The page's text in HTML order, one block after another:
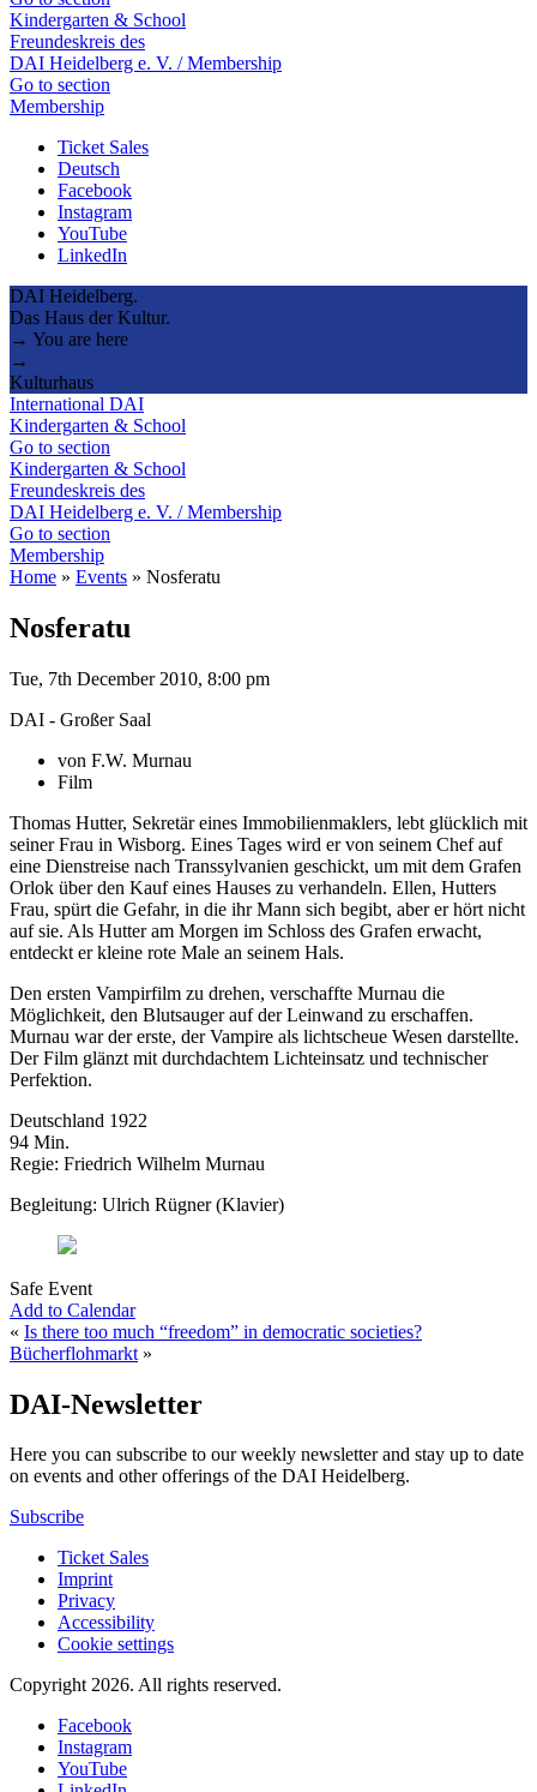
Kindergarten & School
Freundeskreis des
DAI Heidelberg e. V. / Membership
Go to section
Membership
Ticket Sales
Deutsch
Facebook
Instagram
YouTube
LinkedIn
DAI Heidelberg.
Das Haus der Kultur.
→ You are here
→
Kulturhaus
International DAI
Kindergarten & School
Go to section
Kindergarten & School
Freundeskreis des
DAI Heidelberg e. V. / Membership
Go to section
Membership
Home » Events » Nosferatu
Nosferatu
Tue, 7th December 2010, 8:00 pm
DAI - Großer Saal
von F.W. Murnau
Film
Thomas Hutter, Sekretär eines Immobilienmaklers, lebt glücklich mit
seiner Frau in Wisborg. Eines Tages wird er von seinem Chef auf
eine Dienstreise nach Transsylvanien geschickt, um mit dem Grafen
Orlok über den Kauf eines Hauses zu verhandeln. Ellen, Hutters
Frau, spürt die Gefahr, in die ihr Mann sich begibt, aber er hört nicht
auf sie. Als Hutter am Morgen im Schloss des Grafen erwacht,
entdeckt er kleine rote Male an seinem Hals.
Den ersten Vampirfilm zu drehen, verschaffte Murnau die
Möglichkeit, den Blutsauger auf der Leinwand zu erschaffen.
Murnau war der erste, der Vampire als lichtscheue Wesen darstellte.
Der Film glänzt mit durchdachtem Lichteinsatz und technischer
Perfektion.
Deutschland 1922
94 Min.
Regie: Friedrich Wilhelm Murnau
Begleitung: Ulrich Rügner (Klavier)
Safe Event
Add to Calendar
« Is there too much “freedom” in democratic societies?
Bücherflohmarkt »
DAI-Newsletter
Here you can subscribe to our weekly newsletter and stay up to date
on events and other offerings of the DAI Heidelberg.
Subscribe
Ticket Sales
Imprint
Privacy
Accessibility
Cookie settings
Copyright 2026. All rights reserved.
Facebook
Instagram
YouTube